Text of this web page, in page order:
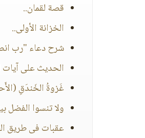
قصة لقمان..
الخزانة الأولى..
شرح دعاء "رب
الحديث على آيات
غَزوةُ الخَندَقِ
ولا تنسوا الفضل
عقبات فى طريق